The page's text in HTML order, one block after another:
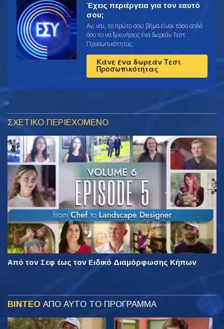
Έχεις περιέργεια για τον εαυτό
σου;
Αν, ναι, το πρώτο σου βήμα είναι τόσο απλό
όσο το να ξεκινήσεις ένα δωρεάν Τεστ
Προσωπικότητας.
Κάνε ένα δωρεάν Τεστ
Προσωπικότητας
ΣΧΕΤΙΚΟ ΠΕΡΙΕΧΟΜΕΝΟ
Από τον Σεφ έως τον Ειδικό Διαμόρφωσης Κήπων
ΒΙΝΤΕΟ ΑΠΟ ΑΥΤΟ ΤΟ ΠΡΟΓΡΑΜΜΑ